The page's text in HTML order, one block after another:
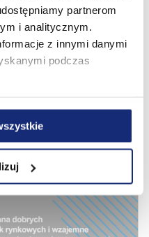
partnerom
i analitycznym.
z innymi danymi
podczas